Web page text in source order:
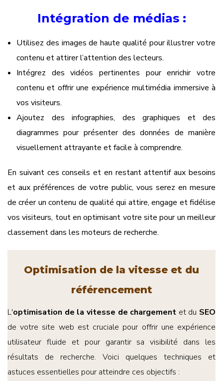
Intégration de médias:
Utilisez des images de haute qualité pour illustrer votre
contenu et attirer l’attention des lecteurs.
Intégrez des vidéos pertinentes pour enrichir votre
contenu et offrir une expérience multimédia immersive à
vos visiteurs.
Ajoutez des infographies, des graphiques et des
diagrammes pour présenter des données de manière
visuellement attrayante et facile à comprendre.
En suivant ces conseils et en restant attentif aux besoins
et aux préférences de votre public, vous serez en mesure
de créer un contenu de qualité qui attire, engage et fidélise
vos visiteurs, tout en optimisant votre site pour un meilleur
classement dans les moteurs de recherche.
Optimisation de la vitesse et du
référencement
L'optimisation de la vitesse de chargement et du SEO
de votre site web est cruciale pour offrir une expérience
utilisateur fluide et pour garantir sa visibilité dans les
résultats de recherche. Voici quelques techniques et
astuces essentielles pour atteindre ces objectifs :